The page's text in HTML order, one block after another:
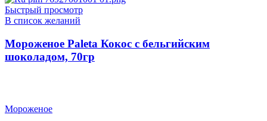
Быстрый просмотр
В список желаний
Мороженое Paleta Кокос с бельгийским
шоколадом, 70гр
Мороженое